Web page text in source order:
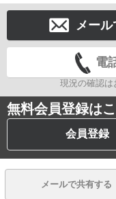
メール
電
現況の確認は
無料会員登録は
会員登録
メールで共有する